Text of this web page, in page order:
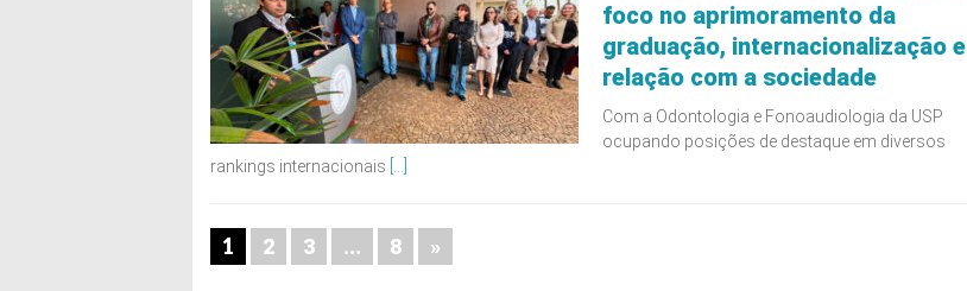
foco no aprimoramento da
graduação, internacionalização e
relação com a sociedade
Com a Odontologia e Fonoaudiologia da USP
ocupando posições de destaque em diversos
rankings internacionais
1 2 3 … 8 »